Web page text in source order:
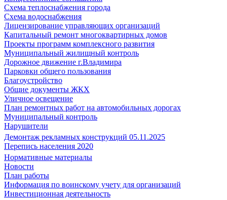
Схема теплоснабжения города
Схема водоснабжения
Лицензирование управляющих организаций
Капитальный ремонт многоквартирных домов
Проекты программ комплексного развития
Муниципальный жилищный контроль
Дорожное движение г.Владимира
Парковки общего пользования
Благоустройство
Общие документы ЖКХ
Уличное освещение
План ремонтных работ на автомобильных дорогах
Муниципальный контроль
Нарушители
Демонтаж рекламных конструкций 05.11.2025
Перепись населения 2020
Нормативные материалы
Новости
План работы
Информация по воинскому учету для организаций
Инвестиционная деятельность